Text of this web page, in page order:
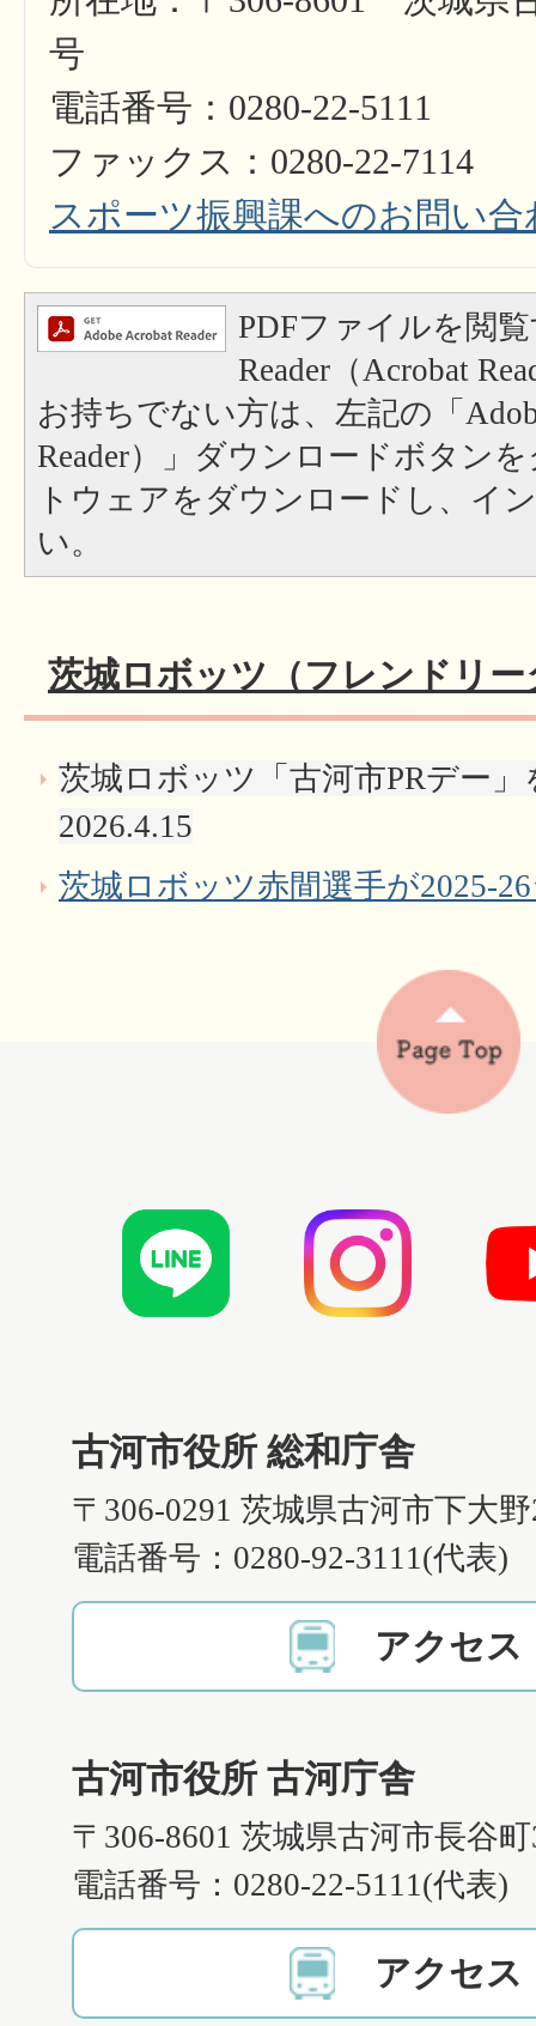
号
電話番号：0280-22-5111
ファックス：0280-22-7114
スポーツ振興課へのお問い合
PDFファイルを閲
Reader（Acrobat
お持ちでない方は、左記の「
Reader）」ダウンロードボタン
トウェアをダウンロードし、イ
い。
茨城ロボッツ（フレンドリ
茨城ロボッツ「古河市PRデー
2026.4.15
茨城ロボッツ赤間選手が2025-
古河市役所 総和庁舎
〒306-0291 茨城県古河市下大
電話番号：0280-92-3111(代表)
アクセス
古河市役所 古河庁舎
〒306-8601 茨城県古河市長谷
電話番号：0280-22-5111(代表)
アクセス